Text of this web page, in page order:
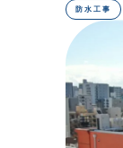
防水工事